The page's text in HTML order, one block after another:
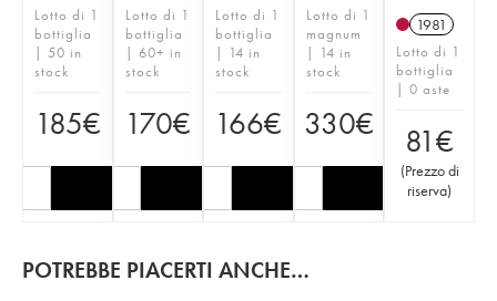
Lotto di 1
bottiglia
| 50 in
stock
185€
Lotto di 1
bottiglia
| 60+ in
stock
170€
Lotto di 1
bottiglia
| 14 in
stock
166€
Lotto di 1
magnum
| 14 in
stock
330€
1981
Lotto di 1
bottiglia
| 0 aste
81€
(Prezzo di
riserva)
POTREBBE PIACERTI ANCHE…